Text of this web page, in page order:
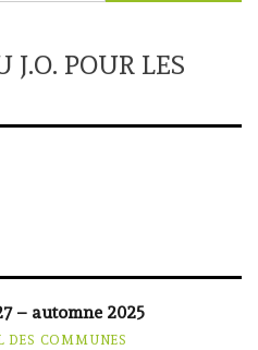
J.O. POUR LES
– automne 2025
DES COMMUNES